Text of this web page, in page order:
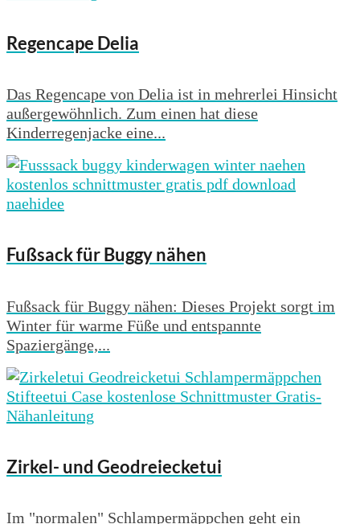
Regencape Delia
Das Regencape von Delia ist in mehrerlei Hinsicht
außergewöhnlich. Zum einen hat diese
Kinderregenjacke eine...
Fußsack für Buggy nähen
Fußsack für Buggy nähen: Dieses Projekt sorgt im
Winter für warme Füße und entspannte
Spaziergänge,...
Zirkel- und Geodreiecketui
Im "normalen" Schlampermäppchen geht ein